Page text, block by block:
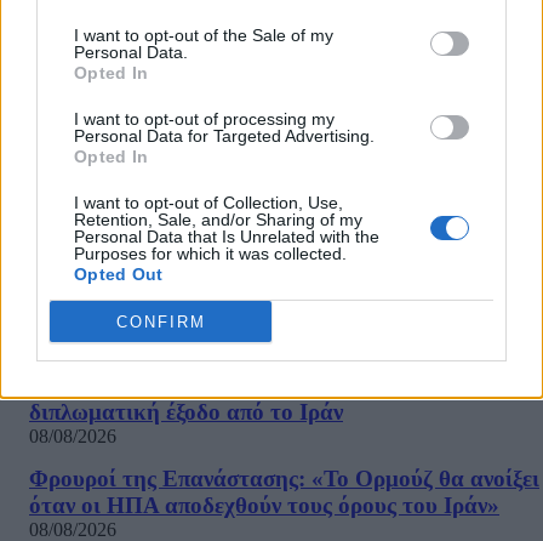
I want to opt-out of the Sale of my
Personal Data.
Opted In
I want to opt-out of processing my
Personal Data for Targeted Advertising.
Opted In
I want to opt-out of Collection, Use,
Retention, Sale, and/or Sharing of my
Personal Data that Is Unrelated with the
Purposes for which it was collected.
Opted Out
CONFIRM
Στο τέλος του bromance του Ντόναλντ Τραμπ με τον Βλαντιμίρ
Πούτιν και πώς αυτό ήρθε αναφέρεται ο Guardian. Ο Αμερικανός
πρόεδρος φαίνεται πως έχει χάσει πλέον την υπομονή του με τον
Ρώσο ομόλογό του – αλλά το κατά πόσο αυτό...
Σελίδα 1 από 6
ΡΟΗ ΕΙΔΗΣΕΩΝ
διπλωματική έξοδο από το Ιράν
08/08/2026
Φρουροί της Επανάστασης: «Το Ορμούζ θα ανοίξει
όταν οι ΗΠΑ αποδεχθούν τους όρους του Ιράν»
08/08/2026